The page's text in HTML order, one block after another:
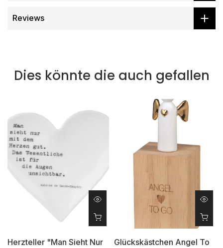
Reviews
Dies könnte die auch gefallen
Herzteller "Man Sieht Nur
Glückskästchen Angel To